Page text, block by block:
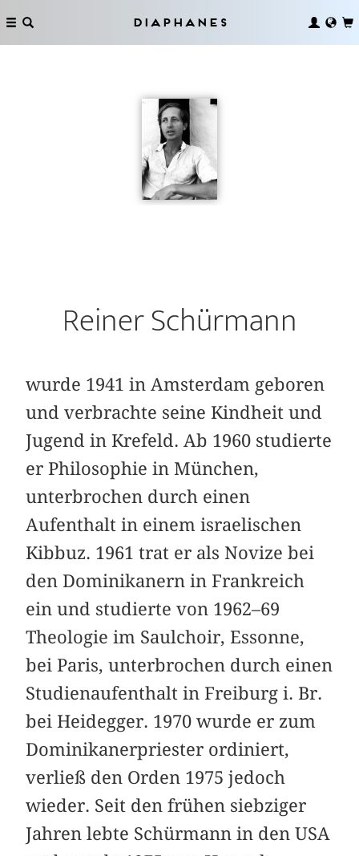
Diaphanes
Reiner Schürmann
wurde 1941 in Amsterdam geboren
und ver­brachte seine Kindheit und
Jugend in Krefeld. Ab 1960 studierte
er Philosophie in München,
unterbrochen durch einen
Aufenthalt in einem israelischen
Kibbuz. 1961 trat er als Novize bei
den Dominikanern in Frankreich
ein und studierte von 1962–69
Theologie im Saulchoir, Essonne,
bei Paris, unterbrochen durch einen
Studienaufenthalt in Freiburg i. Br.
bei Heidegger. 1970 wurde er zum
Dominikanerpriester ordiniert,
verließ den Orden 1975 jedoch
wieder. Seit den frühen siebziger
Jahren lebte Schürmann in den USA